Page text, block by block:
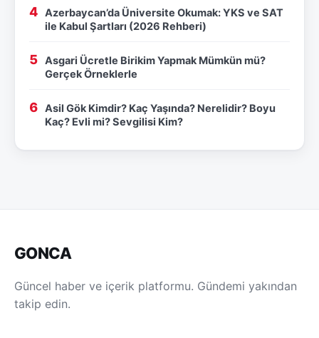
Azerbaycan’da Üniversite Okumak: YKS ve SAT
ile Kabul Şartları (2026 Rehberi)
Asgari Ücretle Birikim Yapmak Mümkün mü?
Gerçek Örneklerle
Asil Gök Kimdir? Kaç Yaşında? Nerelidir? Boyu
Kaç? Evli mi? Sevgilisi Kim?
GONCA
Güncel haber ve içerik platformu. Gündemi yakından
takip edin.